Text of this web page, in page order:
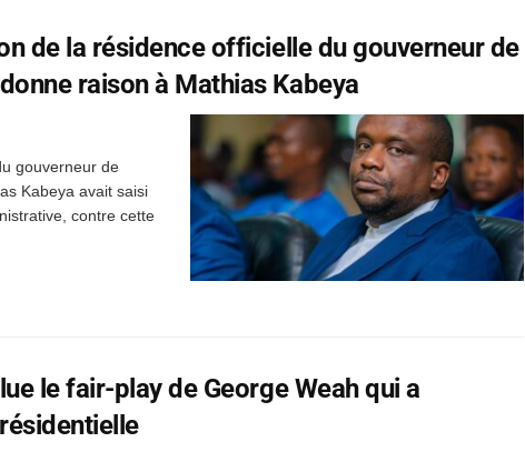
de la résidence officielle du gouverneur de
raison à Mathias Kabeya
gouverneur de
Kabeya avait saisi
contre cette
le fair-play de George Weah qui a